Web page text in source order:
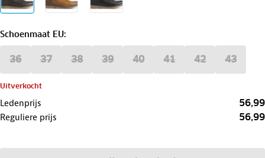
Schoenmaat EU:
36 37 38 39 40 41 42 43
Uitverkocht
Ledenprijs 56,99
Reguliere prijs 56,99